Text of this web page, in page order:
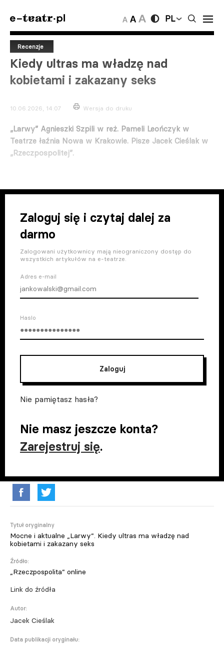
PL
Recenzje
Kiedy ultras ma władzę nad
kobietami i zakazany seks
10.06.2026, 14:07 Wersja do druku
„Larwy” Agnieszki Szpili w reż. Pameli Leończyk w
Teatrze łaźnia Nowa w Krakowie. Pisze Jacek Cieślak w
„Rzeczpospolitej”.
Zaloguj się i czytaj dalej za
darmo
Zalogowani użytkownicy mają nieograniczony dostęp do
wszystkich artykułów na e-teatrze.
Adres e-mail
Haslo
Zaloguj
Nie pamiętasz hasła?
Nie masz jeszcze konta?
Zarejestruj się.
Tytuł oryginalny
Mocne i aktualne „Larwy”. Kiedy ultras ma władzę nad
kobietami i zakazany seks
Źródło:
„Rzeczpospolita” online
Link do źródła
Autor:
Jacek Cieślak
Data publikacji oryginału: